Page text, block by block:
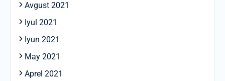
Avgust 2021
Iyul 2021
Iyun 2021
May 2021
Aprel 2021